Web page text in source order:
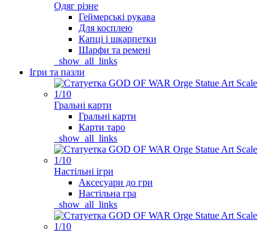
Одяг різне
Геймерські рукава
Для косплею
Капці і шкарпетки
Шарфи та ремені
_show_all_links
Ігри та пазли
Гральні карти
Гральні карти
Карти таро
_show_all_links
Настільні ігри
Аксесуари до гри
Настільна гра
_show_all_links